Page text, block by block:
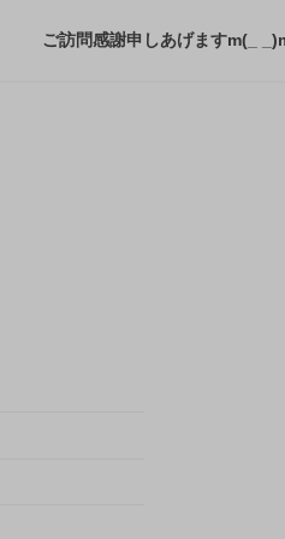
ご訪問感謝申しあげますm(_